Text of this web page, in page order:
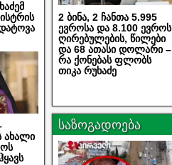
2 ბინა, 2 ჩანთა 5.995
ევროსა და 8.100 ევროს
ღირებულების, წილები
და 68 ათასი დოლარი –
რა ქონებას ფლობს
თიკა რუხაძე
საზოგადოება
ახალი